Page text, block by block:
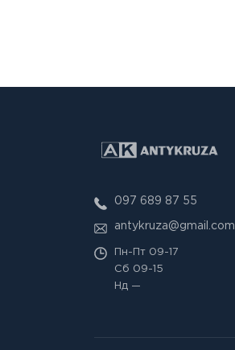
097 689 87 55
antykruza@gmail.com
Пн-Пт 09-17
Сб 09-15
Нд —